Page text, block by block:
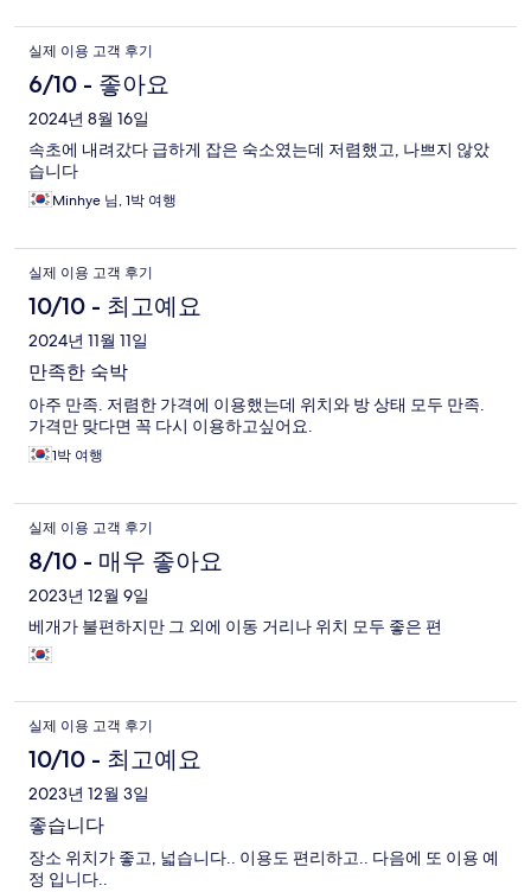
실제 이용 고객 후기
6/10 - 좋아요
2024년 8월 16일
속초에 내려갔다 급하게 잡은 숙소였는데 저렴했고, 나쁘지 않았
습니다
Minhye 님, 1박 여행
실제 이용 고객 후기
10/10 - 최고예요
2024년 11월 11일
만족한 숙박
아주 만족. 저렴한 가격에 이용했는데 위치와 방 상태 모두 만족.
가격만 맞다면 꼭 다시 이용하고싶어요.
1박 여행
실제 이용 고객 후기
8/10 - 매우 좋아요
2023년 12월 9일
베개가 불편하지만 그 외에 이동 거리나 위치 모두 좋은 편
실제 이용 고객 후기
10/10 - 최고예요
2023년 12월 3일
좋습니다
장소 위치가 좋고, 넓습니다.. 이용도 편리하고.. 다음에 또 이용 예
정 입니다..